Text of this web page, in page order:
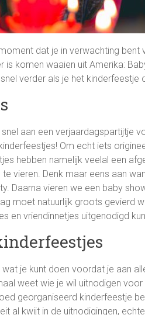
dat je in verwachting bent
komen waaien uit Amerika:
snel verder als je het kinderfeestje
aan een verjaardagspartijtje
Om echt iets
hebben namelijk veelal een
vieren. Denk maar eens aan
Daarna vieren we een baby
moet natuurlijk groots gevierd
en vriendinnetjes uitgenodigd
je kunt doen voordat je aan
weet wie je wil uitnodigen
georganiseerd kinderfeestje
al kwijt in de uitnodigingen,